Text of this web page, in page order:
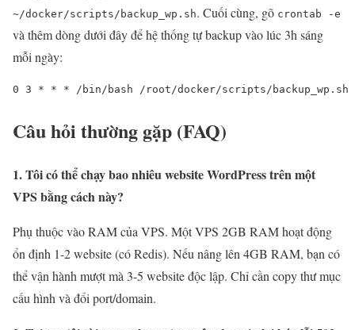
~/docker/scripts/backup_wp.sh. Cuối cùng, gõ crontab -e
và thêm dòng dưới đây để hệ thống tự backup vào lúc 3h sáng
mỗi ngày:
0 3 * * * /bin/bash /root/docker/scripts/backup_wp.sh
Câu hỏi thường gặp (FAQ)
1. Tôi có thể chạy bao nhiêu website WordPress trên một
VPS bằng cách này?
Phụ thuộc vào RAM của VPS. Một VPS 2GB RAM hoạt động
ổn định 1-2 website (có Redis). Nếu nâng lên 4GB RAM, bạn có
thể vận hành mượt mà 3-5 website độc lập. Chỉ cần copy thư mục
cấu hình và đổi port/domain.